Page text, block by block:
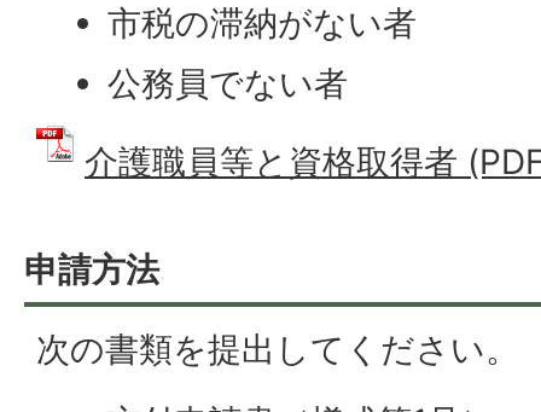
市税の滞納がない者
公務員でない者
介護職員等と資格取得者
申請方法
次の書類を提出してください。